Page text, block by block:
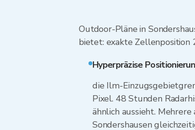
Outdoor-Pläne in
bietet: exakte Zellenposition
Hyperpräzise
die Ilm-
Pixel. 48 Stunden
ähnlich aussieht.
Sondershausen